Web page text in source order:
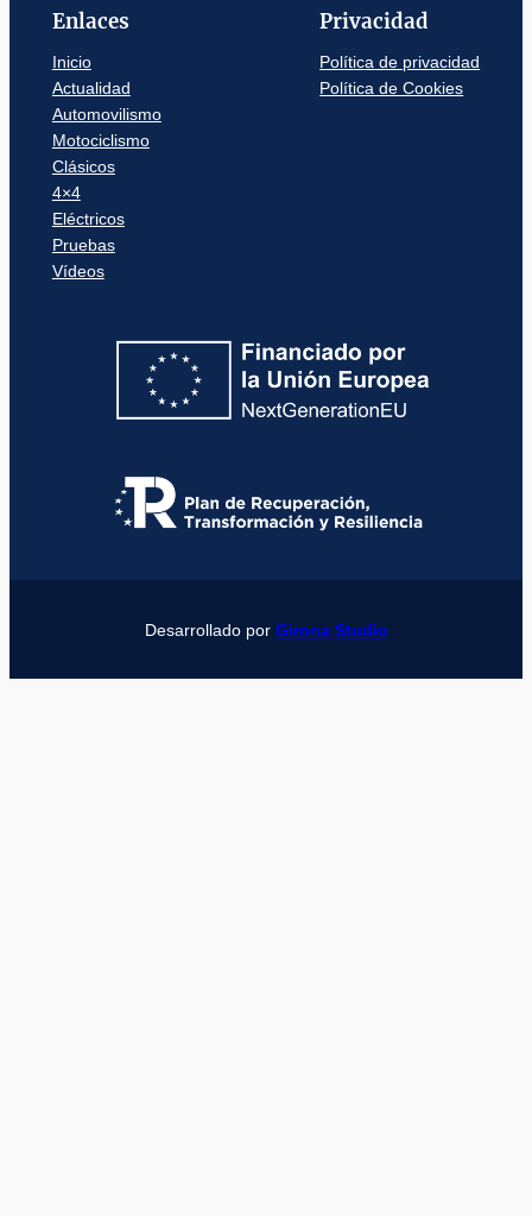
Enlaces
Inicio
Actualidad
Automovilismo
Motociclismo
Clásicos
4×4
Eléctricos
Pruebas
Vídeos
Privacidad
Política de privacidad
Política de Cookies
Desarrollado por Girona Studio